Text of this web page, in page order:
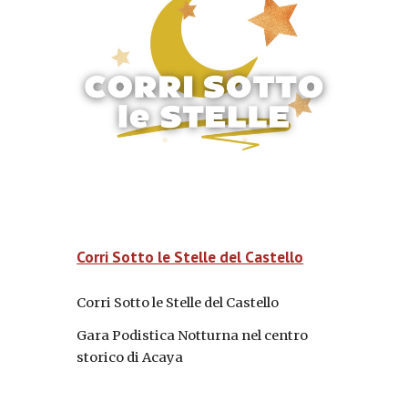
Corri Sotto le Stelle del Castello
Corri Sotto le Stelle del Castello
Gara Podistica Notturna nel centro
storico di Acaya